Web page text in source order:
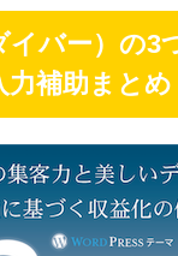
イバー）の3
力補助まとめ